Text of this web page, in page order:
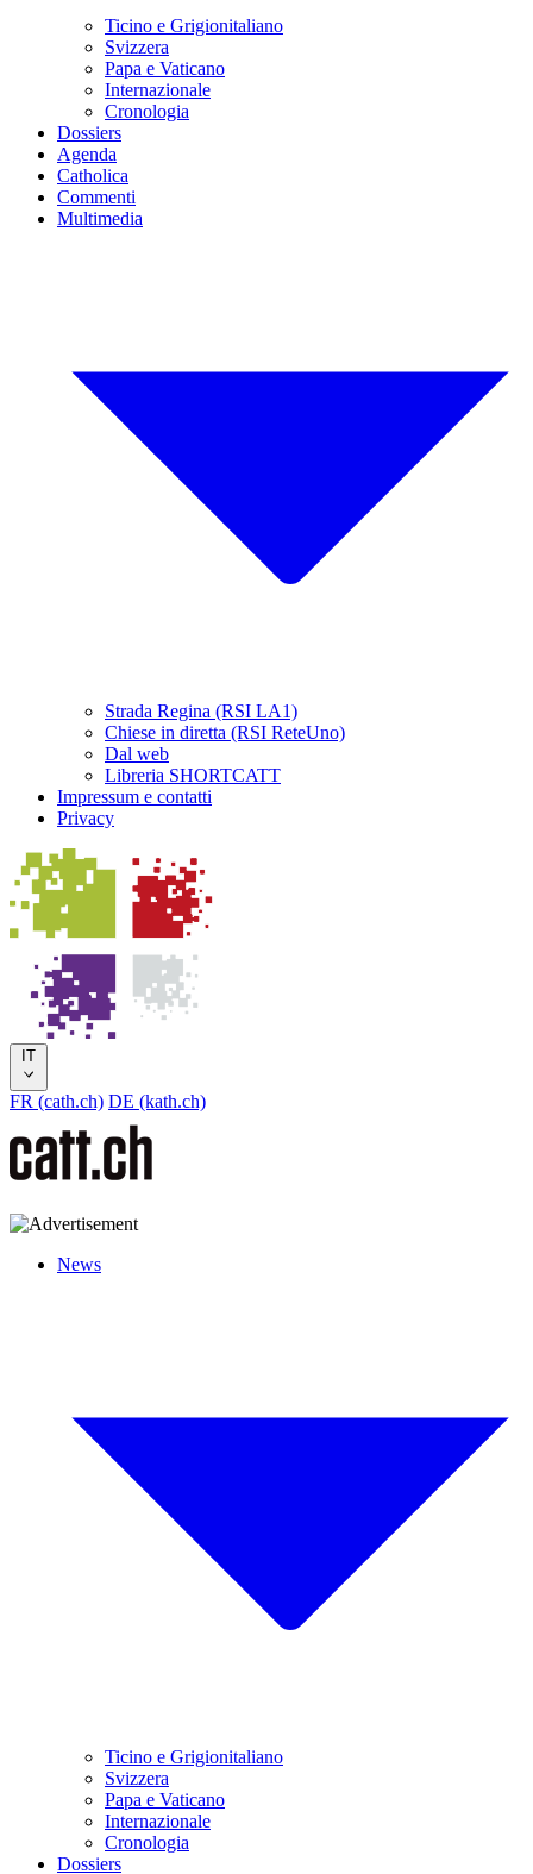
Ticino e Grigionitaliano
Svizzera
Papa e Vaticano
Internazionale
Cronologia
Dossiers
Agenda
Catholica
Commenti
Multimedia
Strada Regina (RSI LA1)
Chiese in diretta (RSI ReteUno)
Dal web
Libreria SHORTCATT
Impressum e contatti
Privacy
IT
FR (cath.ch) DE (kath.ch)
News
Ticino e Grigionitaliano
Svizzera
Papa e Vaticano
Internazionale
Cronologia
Dossiers